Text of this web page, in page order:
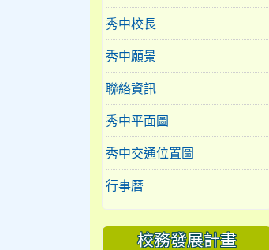
秀中校長
秀中願景
聯絡資訊
秀中平面圖
秀中交通位置圖
行事曆
校務發展計畫